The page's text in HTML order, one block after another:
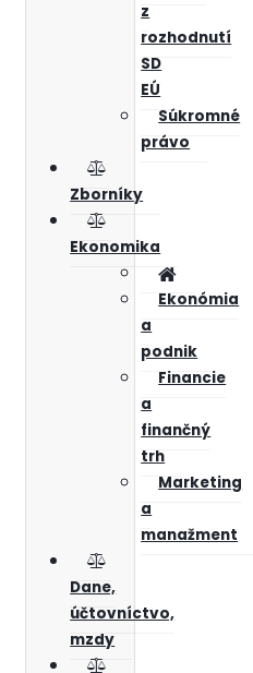
z
rozhodnutí
SD
EÚ
Súkromné
právo
Zborníky
Ekonomika
Ekonómia
a
podnik
Financie
a
finančný
trh
Marketing
a
manažment
Dane,
účtovníctvo,
mzdy